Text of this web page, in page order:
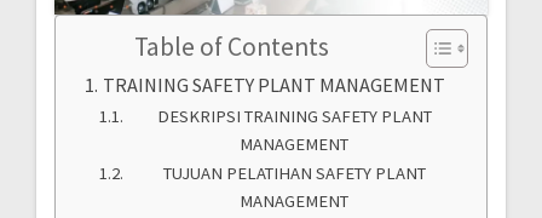
Table of Contents
TRAINING SAFETY PLANT MANAGEMENT
DESKRIPSI TRAINING SAFETY PLANT
MANAGEMENT
TUJUAN PELATIHAN SAFETY PLANT
MANAGEMENT